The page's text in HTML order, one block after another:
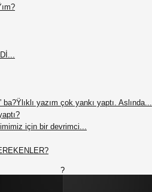
yazım çok yankı yaptı. Aslında...
için bir devrimci...
?